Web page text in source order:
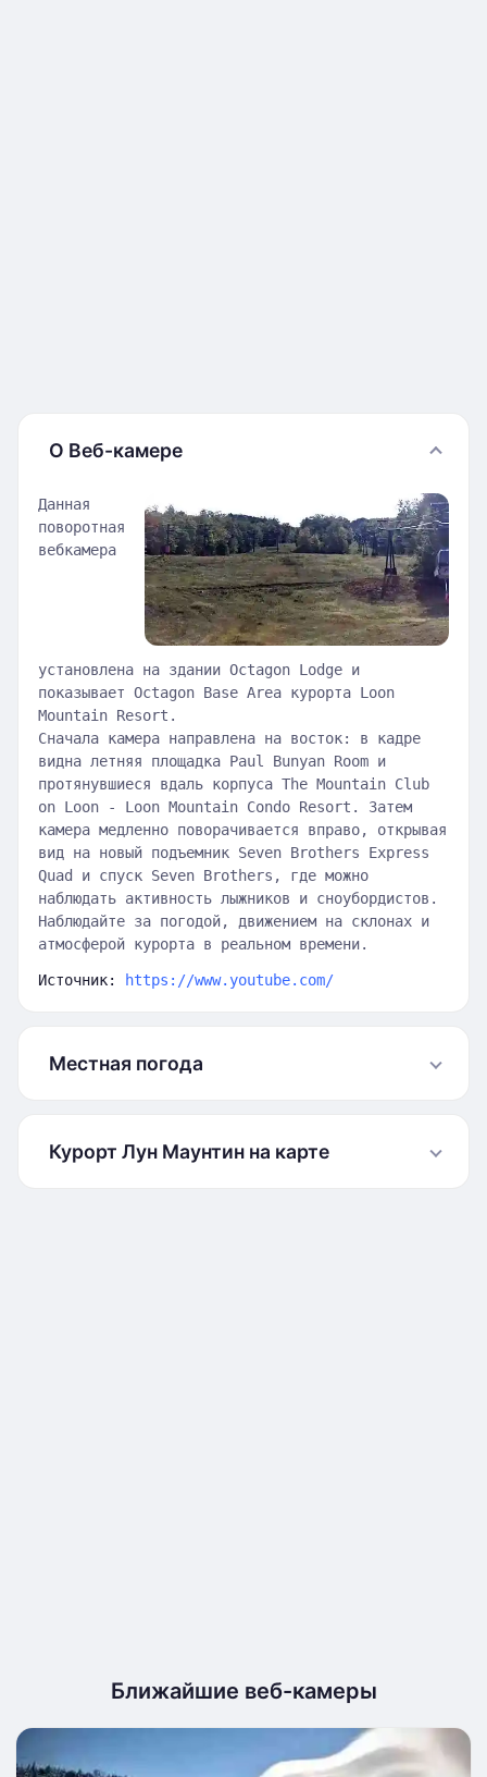
О Веб-камере
Данная
поворотная
вебкамера
установлена на здании Octagon Lodge и
показывает Octagon Base Area курорта Loon
Mountain Resort.
Сначала камера направлена на восток: в кадре
видна летняя площадка Paul Bunyan Room и
протянувшиеся вдаль корпуса The Mountain Club
on Loon - Loon Mountain Condo Resort. Затем
камера медленно поворачивается вправо, открывая
вид на новый подъемник Seven Brothers Express
Quad и спуск Seven Brothers, где можно
наблюдать активность лыжников и сноубордистов.
Наблюдайте за погодой, движением на склонах и
атмосферой курорта в реальном времени.
Источник: https://www.youtube.com/
Местная погода
Курорт Лун Маунтин на карте
Ближайшие веб-камеры